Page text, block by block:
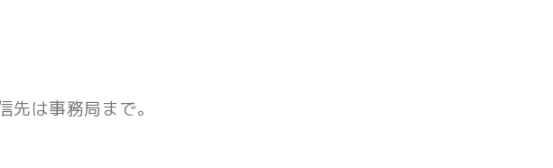
は事務局まで。